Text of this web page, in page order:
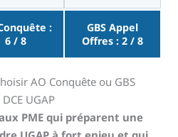
:
6 / 8
GBS Appel
Offres : 2 / 8
AO Conquête ou GBS
UGAP
PME qui préparent une